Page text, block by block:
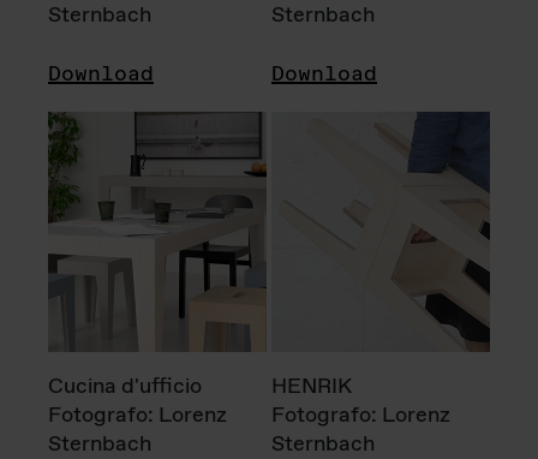
Sternbach
Download
Sternbach
Download
Cucina d'ufficio
Fotografo: Lorenz
Sternbach
HENRIK
Fotografo: Lorenz
Sternbach